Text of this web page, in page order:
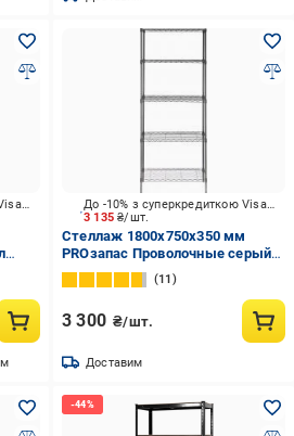
До -10% з суперкредиткою Visa Вигода
3 135₴/шт.
До -10% з суперкредиткою Visa Вигода
Стеллаж 1800x750x350 мм
PROзапас Проволочные серый
металл полки 5 шт. крашенный
11
3 300 ₴/шт.
Доставим